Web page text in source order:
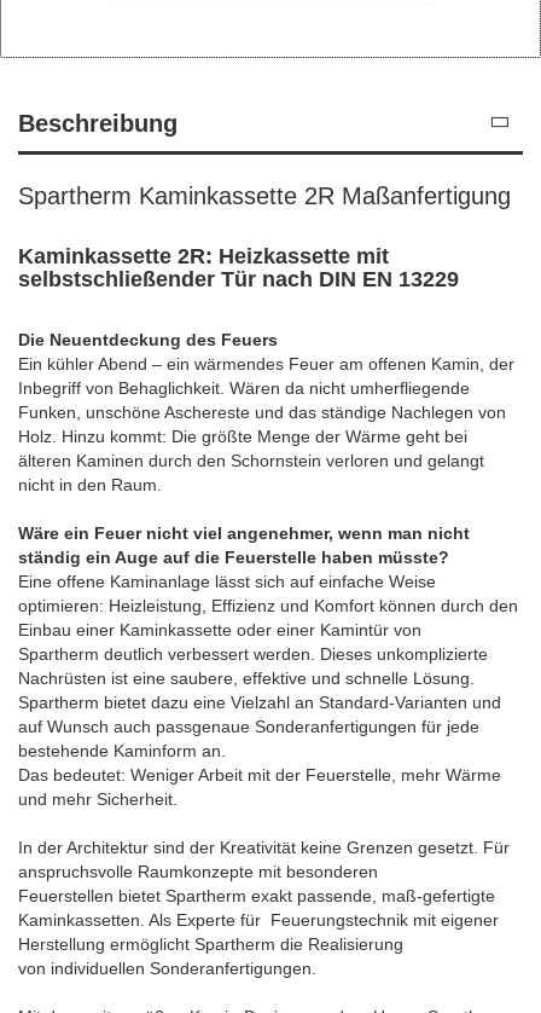
Beschreibung
Spartherm Kaminkassette 2R Maßanfertigung
Kaminkassette 2R: Heizkassette mit
selbstschließender Tür nach DIN EN 13229
Die Neuentdeckung des Feuers
Ein kühler Abend – ein wärmendes Feuer am offenen Kamin, der
Inbegriff von Behaglichkeit. Wären da nicht umherfliegende
Funken, unschöne Aschereste und das ständige Nachlegen von
Holz. Hinzu kommt: Die größte Menge der Wärme geht bei
älteren Kaminen durch den Schornstein verloren und gelangt
nicht in den Raum.
Wäre ein Feuer nicht viel angenehmer, wenn man nicht
ständig ein Auge auf die Feuerstelle haben müsste?
Eine offene Kaminanlage lässt sich auf einfache Weise
optimieren: Heizleistung, Effizienz und Komfort können durch den
Einbau einer Kaminkassette oder einer Kamintür von
Spartherm deutlich verbessert werden. Dieses unkomplizierte
Nachrüsten ist eine saubere, effektive und schnelle Lösung.
Spartherm bietet dazu eine Vielzahl an Standard-Varianten und
auf Wunsch auch passgenaue Sonderanfertigungen für jede
bestehende Kaminform an.
Das bedeutet: Weniger Arbeit mit der Feuerstelle, mehr Wärme
und mehr Sicherheit.
In der Architektur sind der Kreativität keine Grenzen gesetzt. Für
anspruchsvolle Raumkonzepte mit besonderen
Feuerstellen bietet Spartherm exakt passende, maß-gefertigte
Kaminkassetten. Als Experte für Feuerungstechnik mit eigener
Herstellung ermöglicht Spartherm die Realisierung
von individuellen Sonderanfertigungen.